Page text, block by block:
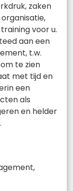
zaken
voor u.
aan een
t.w.
te zien
met tijd en
een
als
en helder